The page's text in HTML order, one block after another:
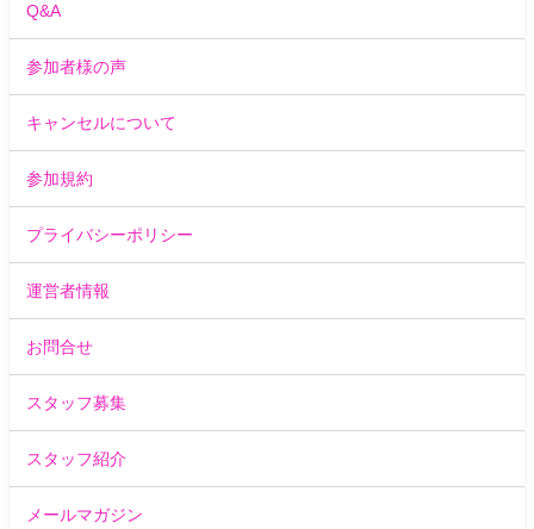
Q&A
参加者様の声
キャンセルについて
参加規約
プライバシーポリシー
運営者情報
お問合せ
スタッフ募集
スタッフ紹介
メールマガジン